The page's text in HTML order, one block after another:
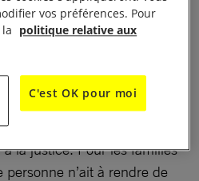
et impartiale sur cette
nationale en 2025,
Elle est entachée
et ingérences de
représentants de l’État
la justice. Pour les familles
n’ait à rendre de
vos préférences. Pour
politique relative aux
C'est OK pour moi